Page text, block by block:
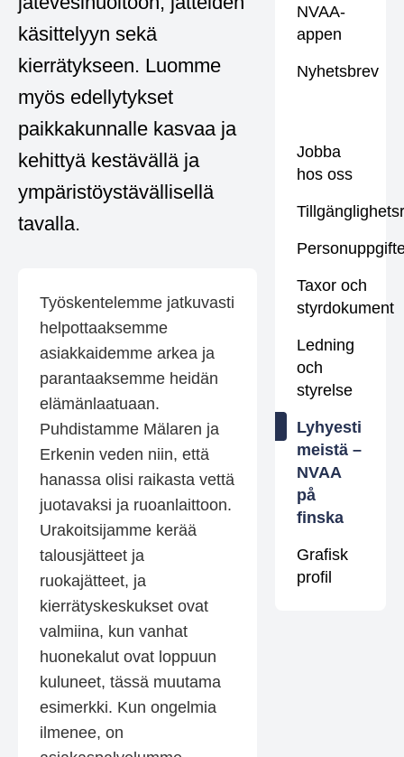
käsittelyyn sekä
kierrätykseen. Luomme
myös edellytykset
paikkakunnalle kasvaa ja
kehittyä kestävällä ja
ympäristöystävällisellä
tavalla.
Työskentelemme jatkuvasti
helpottaaksemme
asiakkaidemme arkea ja
parantaaksemme heidän
elämänlaatuaan.
Puhdistamme Mälaren ja
Erkenin veden niin, että
hanassa olisi raikasta vettä
juotavaksi ja ruoanlaittoon.
Urakoitsijamme kerää
talousjätteet ja
ruokajätteet, ja
kierrätyskeskukset ovat
valmiina, kun vanhat
huonekalut ovat loppuun
kuluneet, tässä muutama
esimerkki. Kun ongelmia
ilmenee, on
NVAA-
appen
Nyhetsbrev
Jobba
hos oss
Taxor och
styrdokument
Ledning
och
styrelse
Lyhyesti
meistä –
NVAA
på
finska
Grafisk
profil